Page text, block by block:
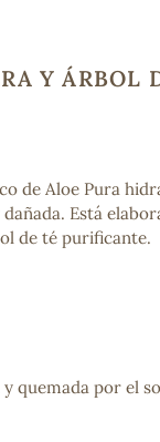
Y ÁRBOL
de Aloe Pura
Está
de té purificante.
quemada por el